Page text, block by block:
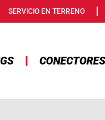
SERVICIO EN TERRENO
CONECTORES